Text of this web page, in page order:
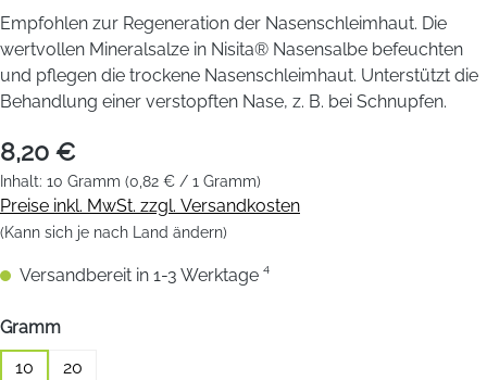
Empfohlen zur Regeneration der Nasenschleimhaut. Die
wertvollen Mineralsalze in Nisita® Nasensalbe befeuchten
und pflegen die trockene Nasenschleimhaut. Unterstützt die
Behandlung einer verstopften Nase, z. B. bei Schnupfen.
8,20 €
Inhalt: 10 Gramm (0,82 € / 1 Gramm)
Preise inkl. MwSt. zzgl. Versandkosten
(Kann sich je nach Land ändern)
Versandbereit in 1-3 Werktage ⁴
Grammauswählen
10
20